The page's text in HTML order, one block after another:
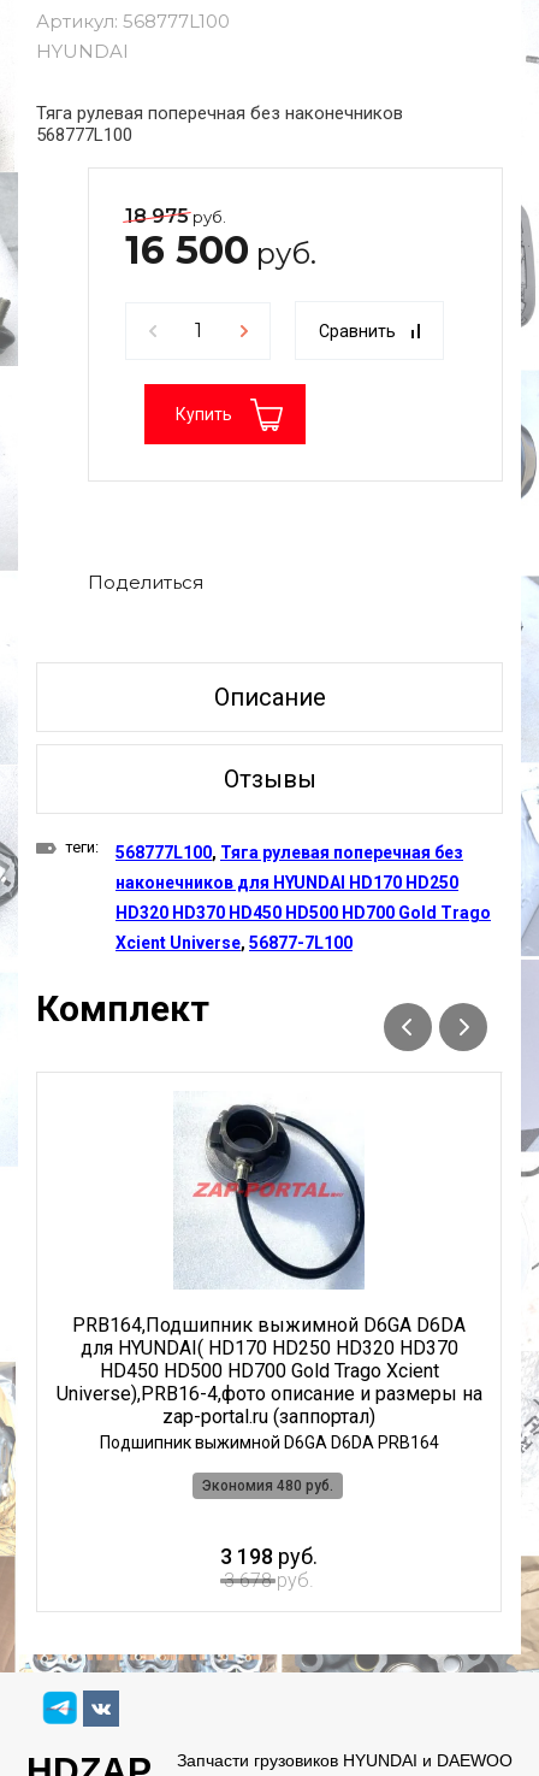
Артикул: 568777L100
HYUNDAI
Тяга рулевая поперечная без наконечников
568777L100
18 975руб.
16 500 руб.
Сравнить
Купить
Поделиться
Описание
Отзывы
теги: 568777L100, Тяга рулевая поперечная без
наконечников для HYUNDAI HD170 HD250
HD320 HD370 HD450 HD500 HD700 Gold Trago
Xcient Universe, 56877-7L100
Комплект
PRB164,Подшипник выжимной D6GA D6DA
для HYUNDAI( HD170 HD250 HD320 HD370
HD450 HD500 HD700 Gold Trago Xcient
Universe),PRB16-4,фото описание и размеры на
zap-portal.ru (заппортал)
Подшипник выжимной D6GA D6DA PRB164
Экономия 480 руб.
3 198 руб.
3 678руб.
Запчасти грузовиков HYUNDAI и DAEWOO